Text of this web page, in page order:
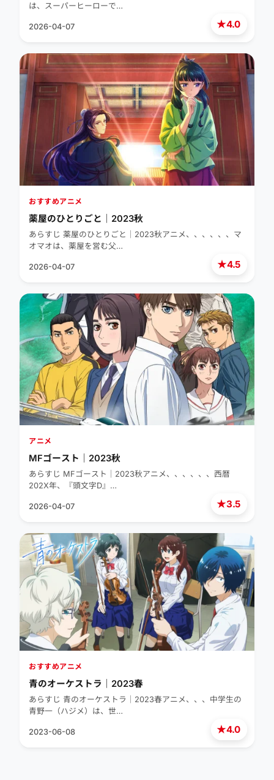
★4.0
は、スーパーヒーローで…
2026-04-07
★4.5
おすすめアニメ
薬屋のひとりごと｜2023秋
あらすじ 薬屋のひとりごと｜2023秋アニメ、、、、、、マ
オマオは、薬屋を営む父…
2026-04-07
★3.5
アニメ
MFゴースト｜2023秋
あらすじ MFゴースト｜2023秋アニメ、、、、、、西暦
202X年、『頭文字D』…
2026-04-07
★4.0
おすすめアニメ
青のオーケストラ｜2023春
あらすじ 青のオーケストラ｜2023春アニメ、、、中学生の
青野一（ハジメ）は、世…
2023-06-08